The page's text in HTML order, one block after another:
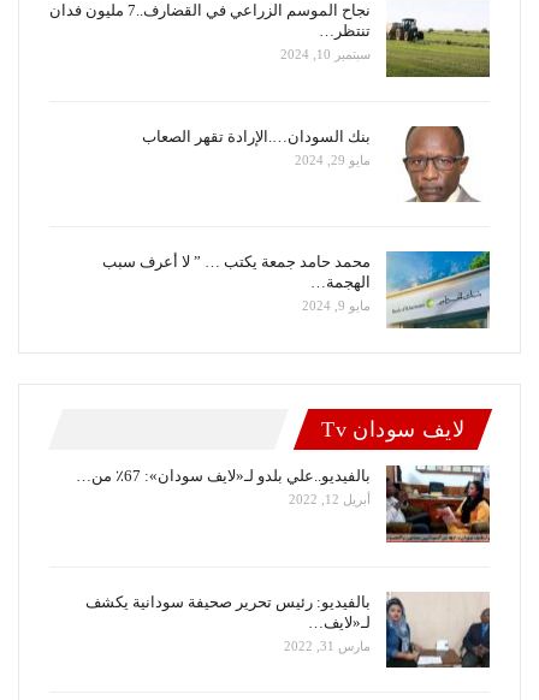
نجاح الموسم الزراعي في القضارف..7 مليون فدان
تنتظر…
سبتمبر 10, 2024
بنك السودان….الإرادة تقهر الصعاب
مايو 29, 2024
محمد حامد جمعة يكتب … ” لا أعرف سبب
الهجمة…
مايو 9, 2024
لايف سودان Tv
بالفيديو..علي بلدو لـ«لايف سودان»: 67٪ من…
أبريل 12, 2022
بالفيديو: رئيس تحرير صحيفة سودانية يكشف
لـ«لايف…
مارس 31, 2022